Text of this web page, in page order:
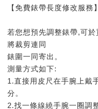
【免費錶帶長度修改服務】
若您想預先調整錶帶,可
將裁剪連同
錶圍一同寄出。
測量方式如下:
1.直接用皮尺在手腕上戴
分。
2.找一條線繞手腕一圈調